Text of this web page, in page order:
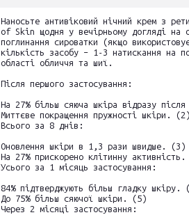
Наносьте антивіковий нічний крем з
of Skin щодня у вечірньому догляді на
поглинання сироватки (якщо
кількість засобу – 1-3 натискання на
області обличчя та шиї.
Після першого застосування:
На 27% більш сяюча шкіра відразу
Миттєве покращення пружності шкіри. (2)
Всього за 8 днів:
Оновлення шкіри в 1,3 рази швидше. (3)
На 27% прискорено клітинну
Усього за 1 місяць застосування:
84% підтверджують більш гладку шкіру.
До 75% більш сяючої шкіри. (5)
Через 2 місяці застосування: